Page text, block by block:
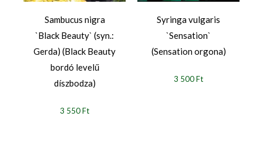
Sambucus nigra
`Black Beauty` (syn.:
Gerda) (Black Beauty
bordó levelű
díszbodza)
3 550 Ft
Syringa vulgaris
`Sensation`
(Sensation orgona)
3 500 Ft